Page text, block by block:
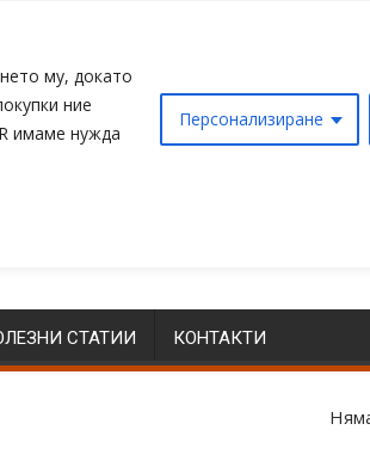
му, докато
ние
имаме нужда
Персонализиране
СТАТИИ КОНТАКТИ